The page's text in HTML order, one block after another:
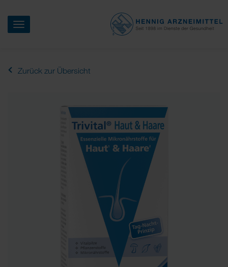
Haupt-
Menü
Zurück zur Übersicht